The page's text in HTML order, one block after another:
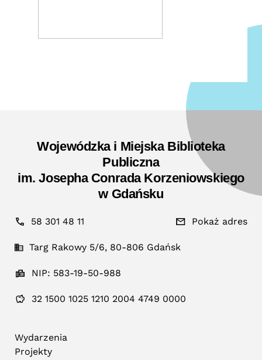
Wojewódzka i Miejska Biblioteka
Publiczna
im. Josepha Conrada Korzeniowskiego
w Gdańsku
58 301 48 11 Pokaż adres
Targ Rakowy 5/6, 80-806 Gdańsk
NIP: 583-19-50-988
32 1500 1025 1210 2004 4749 0000
Wydarzenia
Projekty